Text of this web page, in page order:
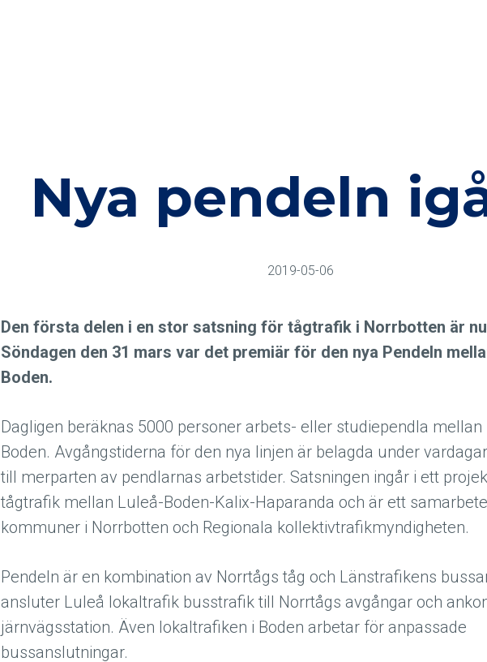
Nya pendeln
2019-05-06
Den första delen i en stor satsning för tågtrafik i Norrbotten är
Söndagen den 31 mars var det premiär för den nya Pendeln
Boden.
Dagligen beräknas 5000 personer arbets- eller studiependla mellan
Boden. Avgångstiderna för den nya linjen är belagda under
till merparten av pendlarnas arbetstider. Satsningen ingår i ett
tågtrafik mellan Luleå-Boden-Kalix-Haparanda och är ett
kommuner i Norrbotten och Regionala kollektivtrafikmyndigheten.
Pendeln är en kombination av Norrtågs tåg och Länstrafikens
ansluter Luleå lokaltrafik busstrafik till Norrtågs avgångar och
järnvägsstation. Även lokaltrafiken i Boden arbetar för anpassade
bussanslutningar.